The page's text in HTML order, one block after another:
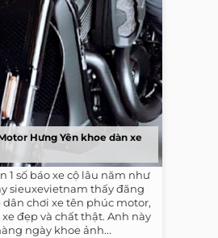
Hưng Yên khoe dàn xe
1 số báo xe cộ lâu năm như
sieuxevietnam thấy đăng
chơi xe tên phúc motor,
đẹp và chất thật. Anh này
ngày khoe ảnh...